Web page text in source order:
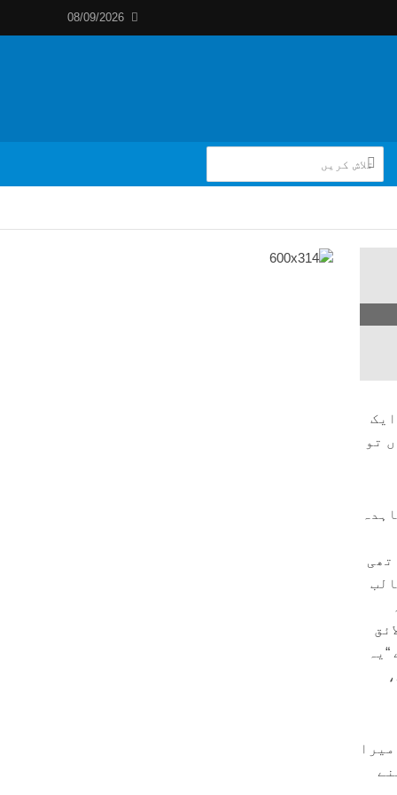
08/09/2026
تو
تھی